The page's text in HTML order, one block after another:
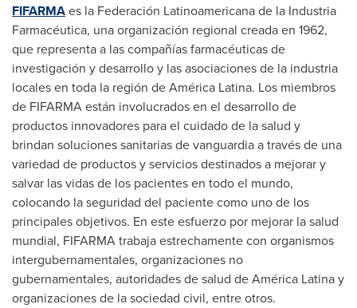
FIFARMAes la Federación Latinoamericana de la Industria
Farmacéutica, una organización regional creada en 1962,
que representa a las compañías farmacéuticas de
investigación y desarrollo y las asociaciones de la industria
locales en toda la región de América Latina. Los miembros
de FIFARMA están involucrados en el desarrollo de
productos innovadores para el cuidado de la salud y
brindan soluciones sanitarias de vanguardia a través de una
variedad de productos y servicios destinados a mejorar y
salvar las vidas de los pacientes en todo el mundo,
colocando la seguridad del paciente como uno de los
principales objetivos. En este esfuerzo por mejorar la salud
mundial, FIFARMA trabaja estrechamente con organismos
intergubernamentales, organizaciones no
gubernamentales, autoridades de salud de América Latina y
organizaciones de la sociedad civil, entre otros.